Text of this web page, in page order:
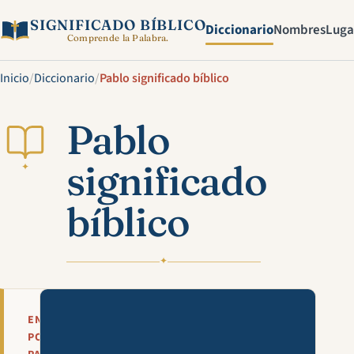
SIGNIFICADO BÍBLICO
Comprende la Palabra. DiccionarioNombres
Inicio/Diccionario/Pablo significado bíblico
✦
Pablo
significado
bíblico
✦
EN
POCAS
Mira esta explicación en